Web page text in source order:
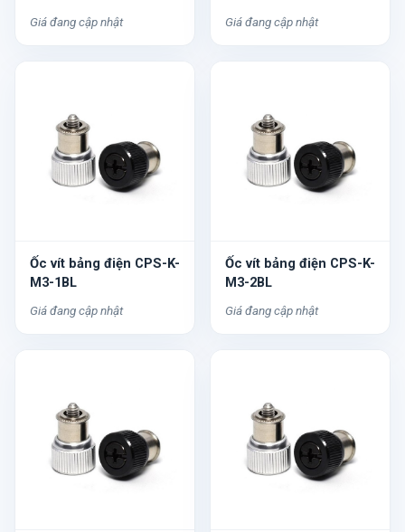
Giá đang cập nhật Giá đang cập nhật
Ốc vít bảng điện CPS-K-
M3-1BL
Giá đang cập nhật
Ốc vít bảng điện CPS-K-
M3-2BL
Giá đang cập nhật